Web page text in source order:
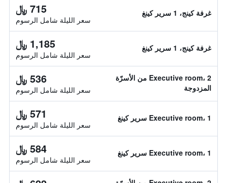
غرفة كينج، 1 سرير كينغ 715 ﷼
سعر الليلة شامل الرسوم
غرفة كينج، 1 سرير كينغ 1,185 ﷼
سعر الليلة شامل الرسوم
Executive room، 2 من الأسرّة
المزدوجة
536 ﷼
سعر الليلة شامل الرسوم
Executive room، 1 سرير كينغ 571 ﷼
سعر الليلة شامل الرسوم
Executive room، 1 سرير كينغ 584 ﷼
سعر الليلة شامل الرسوم